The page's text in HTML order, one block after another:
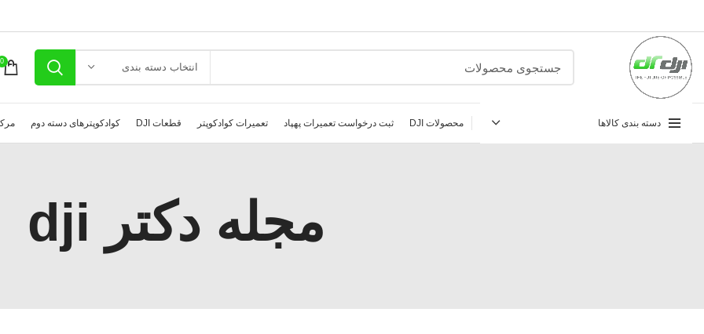
انتخاب دسته بندی 0
دسته بندی کالاها محصولات DJI ثبت درخواست تعمیرات پهپاد تعمیرات کوادکوپتر قطعات DJI کوادکوپترهای دسته دوم
مجله دکتر dji